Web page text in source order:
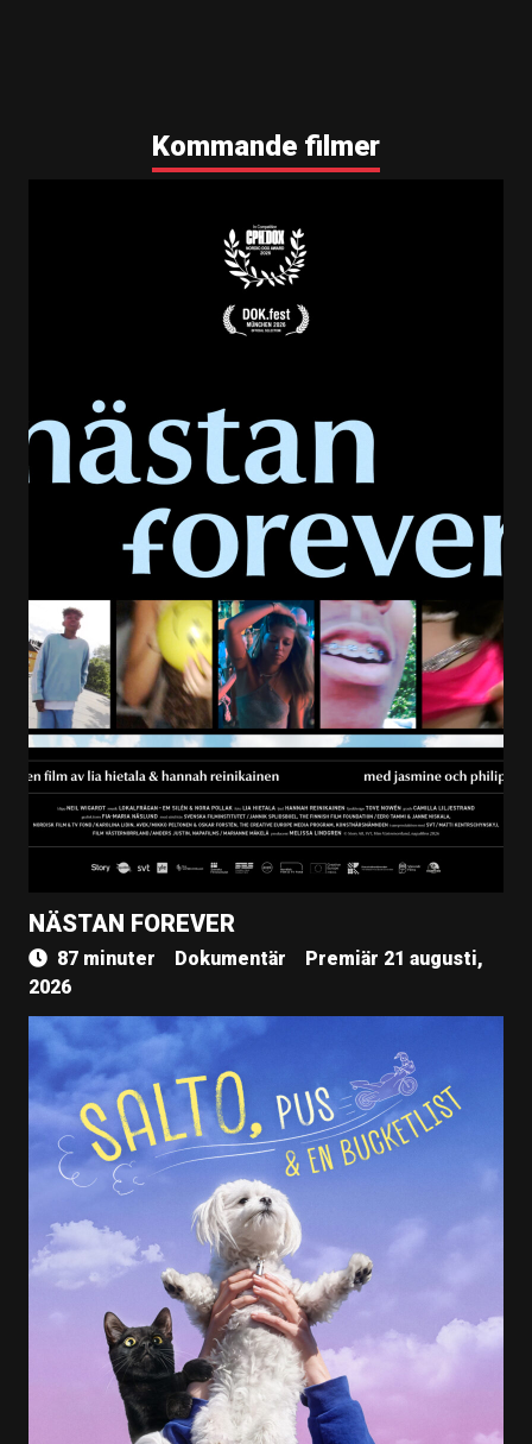
Kommande filmer
NÄSTAN FOREVER
87 minuter Dokumentär
Premiär 21 augusti,
2026